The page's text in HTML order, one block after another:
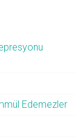
Edemezler